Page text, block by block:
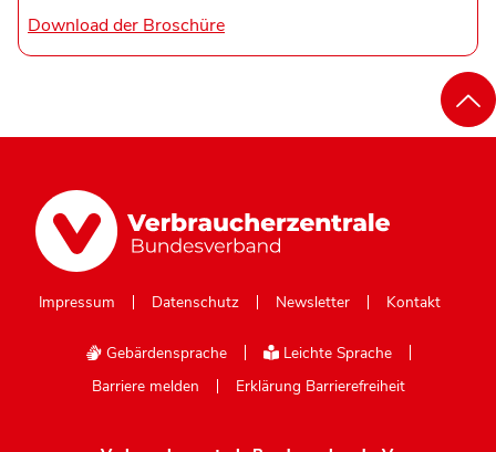
Download der Broschüre
Impressum Datenschutz Newsletter Kontakt
Gebärdensprache
Leichte Sprache
Barriere melden
Erklärung Barrierefreiheit